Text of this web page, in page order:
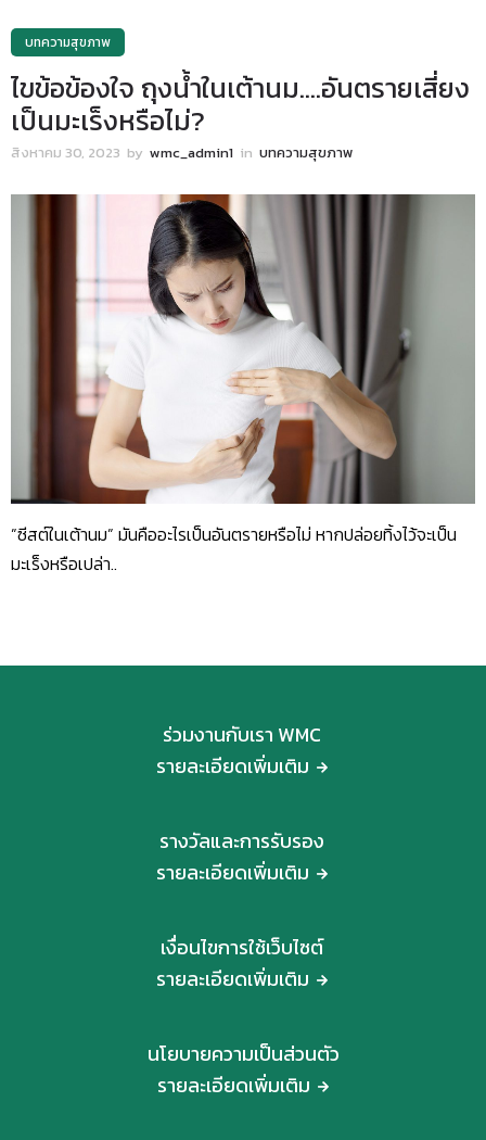
บทความสุขภาพ
ไขข้อข้องใจ ถุงน้ำในเต้านม….อันตรายเสี่ยง
เป็นมะเร็งหรือไม่?
สิงหาคม 30, 2023 by wmc_admin1 in บทความสุขภาพ
”ซีสต์ในเต้านม” มันคืออะไรเป็นอันตรายหรือไม่ หากปล่อยทิ้งไว้จะเป็น
มะเร็งหรือเปล่า..
ร่วมงานกับเรา WMC
รายละเอียดเพิ่มเติม
รางวัลและการรับรอง
รายละเอียดเพิ่มเติม
เงื่อนไขการใช้เว็บไซต์
รายละเอียดเพิ่มเติม
นโยบายความเป็นส่วนตัว
รายละเอียดเพิ่มเติม